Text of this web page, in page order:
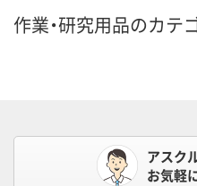
作業・研究用品のカテ
アスク
お気軽